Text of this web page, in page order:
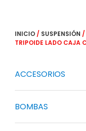
INICIO / SUSPENSIÓN /
TRIPOIDE LADO CAJA
ACCESORIOS
BOMBAS